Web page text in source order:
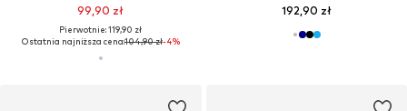
99,90 zł
Pierwotnie: 119,90 zł
Ostatnia najniższa cena:104,90 zł-4%
192,90 zł